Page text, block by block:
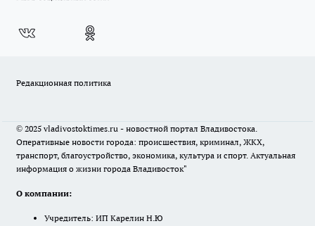
Редакционная политика
© 2025 vladivostoktimes.ru - новостной портал Владивостока.
Оперативные новости города: происшествия, криминал, ЖКХ,
транспорт, благоустройство, экономика, культура и спорт. Актуальная
информация о жизни города Владивосток"
О компании:
Учредитель: ИП Карелин Н.Ю